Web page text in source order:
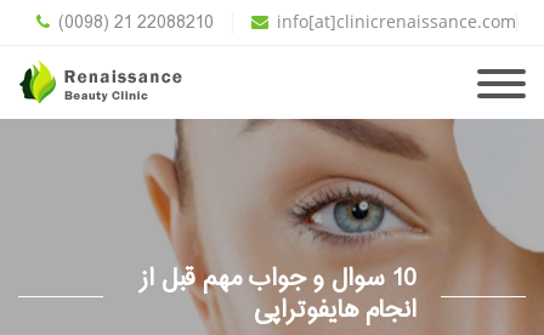
(0098) 21 22088210 info[at]clinicrenaissance.com
10 سوال و جواب مهم قبل از
انجام هایفوتراپی